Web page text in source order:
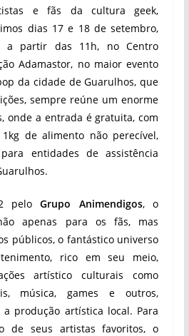
e fãs da cultura geek,
dias 17 e 18 de setembro,
a partir das 11h, no Centro
Adamastor, no maior evento
da cidade de Guarulhos, que
sempre reúne um enorme
onde a entrada é gratuita, com
de alimento não perecível,
entidades de assistência
peloGrupo Animendigos, o
apenas para os fãs, mas
públicos, o fantástico universo
rico em seu meio,
artístico culturais como
música, games e outros,
produção artística local. Para
de seus artistas favoritos, o